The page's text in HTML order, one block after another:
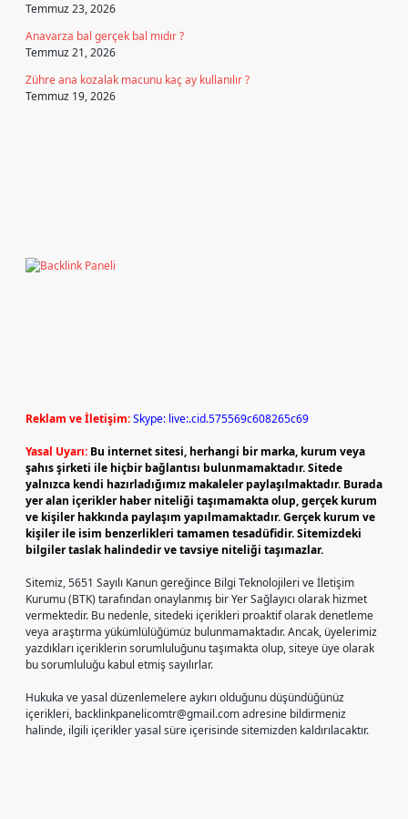
Temmuz 23, 2026
Anavarza bal gerçek bal mıdır ?
Temmuz 21, 2026
Zühre ana kozalak macunu kaç ay kullanılır ?
Temmuz 19, 2026
Reklam ve İletişim:Skype: live:.cid.575569c608265c69
Yasal Uyarı: Bu internet sitesi, herhangi bir marka, kurum veya
şahıs şirketi ile hiçbir bağlantısı bulunmamaktadır. Sitede
yalnızca kendi hazırladığımız makaleler paylaşılmaktadır. Burada
yer alan içerikler haber niteliği taşımamakta olup, gerçek kurum
ve kişiler hakkında paylaşım yapılmamaktadır. Gerçek kurum ve
kişiler ile isim benzerlikleri tamamen tesadüfidir. Sitemizdeki
bilgiler taslak halindedir ve tavsiye niteliği taşımazlar.
Sitemiz, 5651 Sayılı Kanun gereğince Bilgi Teknolojileri ve İletişim
Kurumu (BTK) tarafından onaylanmış bir Yer Sağlayıcı olarak hizmet
vermektedir. Bu nedenle, sitedeki içerikleri proaktif olarak denetleme
veya araştırma yükümlülüğümüz bulunmamaktadır. Ancak, üyelerimiz
yazdıkları içeriklerin sorumluluğunu taşımakta olup, siteye üye olarak
bu sorumluluğu kabul etmiş sayılırlar.
Hukuka ve yasal düzenlemelere aykırı olduğunu düşündüğünüz
içerikleri, backlinkpanelicomtr@gmail.comadresine bildirmeniz
halinde, ilgili içerikler yasal süre içerisinde sitemizden kaldırılacaktır.